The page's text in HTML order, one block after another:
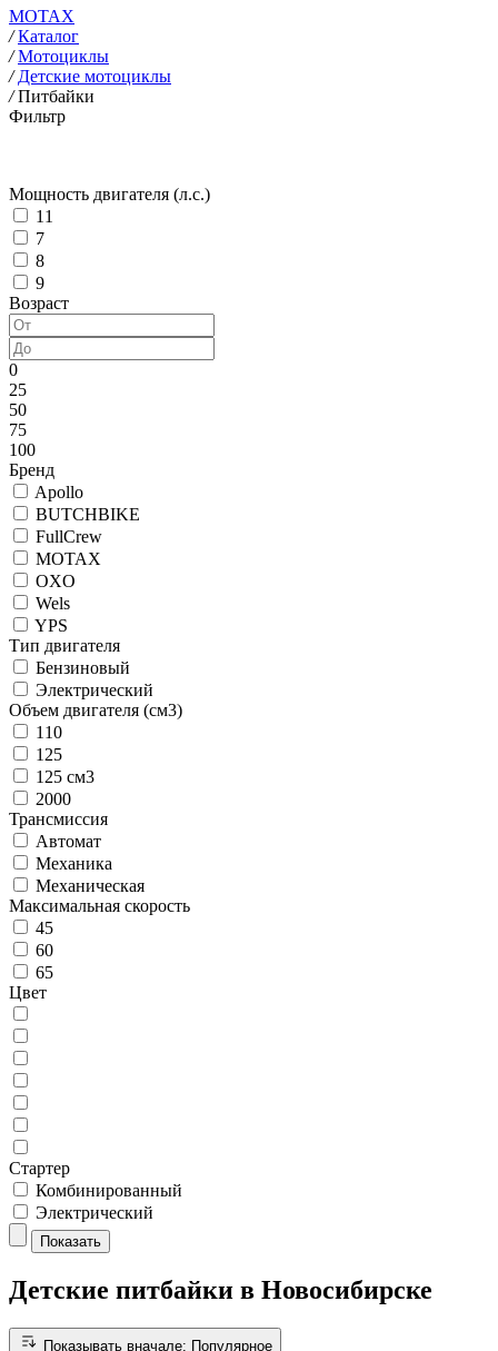
MOTAX
/ Каталог
/ Мотоциклы
/ Детские мотоциклы
/ Питбайки
Фильтр
Мощность двигателя (л.с.)
11
7
8
9
Возраст
0
25
50
75
100
Бренд
Apollo
BUTCHBIKE
FullCrew
MOTAX
OXO
Wels
YPS
Тип двигателя
Бензиновый
Электрический
Объем двигателя (см3)
110
125
125 см3
2000
Трансмиссия
Автомат
Механика
Механическая
Максимальная скорость
45
60
65
Цвет
Стартер
Комбинированный
Электрический
Показать
Детские питбайки в Новосибирске
Показывать вначале: Популярное